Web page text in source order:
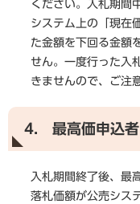
ください。入札期間
システム上の「現在
た金額を下回る金額
せん。一度行った入
きませんので、ご注
4. 最高価申込者
入札期間終了後、最
落札価額が公売シス